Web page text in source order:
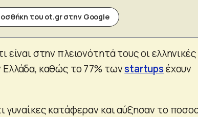
του ot.gr στην Google
είναι στην πλειονότητά τους οι ελληνικές
Ελλάδα, καθώς το 77% τωνstartupsέχουν
γυναίκες κατάφεραν και αύξησαν το